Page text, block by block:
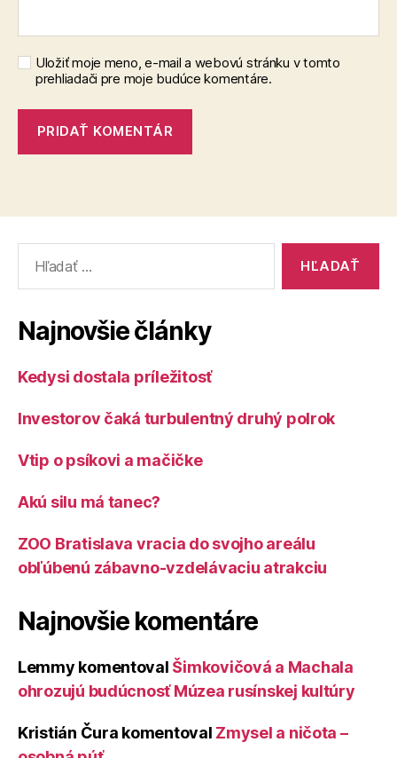
Uložiť moje meno, e-mail a webovú stránku v tomto
prehliadači pre moje budúce komentáre.
Najnovšie články
Kedysi dostala príležitosť
Investorov čaká turbulentný druhý polrok
Vtip o psíkovi a mačičke
Akú silu má tanec?
ZOO Bratislava vracia do svojho areálu
obľúbenú zábavno-vzdelávaciu atrakciu
Najnovšie komentáre
Lemmy komentoval Šimkovičová a Machala
ohrozujú budúcnosť Múzea rusínskej kultúry
Kristián Čura komentoval Zmysel a ničota –